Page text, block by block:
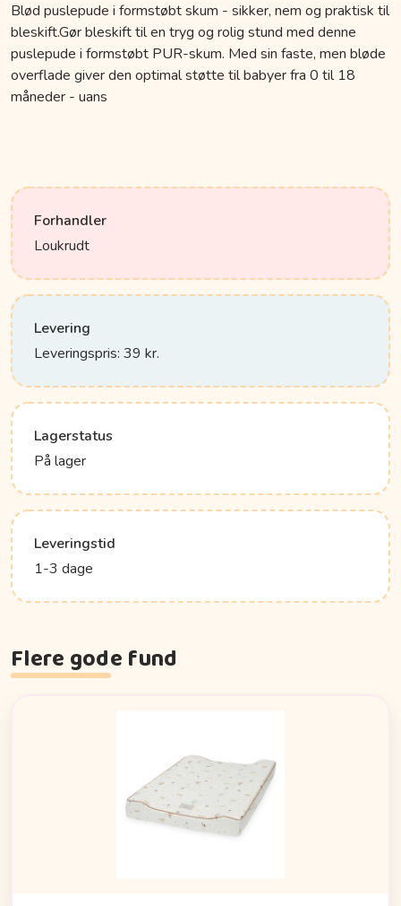
Blød puslepude i formstøbt skum - sikker, nem og praktisk til
bleskift.Gør bleskift til en tryg og rolig stund med denne
puslepude i formstøbt PUR-skum. Med sin faste, men bløde
overflade giver den optimal støtte til babyer fra 0 til 18
måneder - uans
Forhandler
Loukrudt
Levering
Leveringspris: 39 kr.
Lagerstatus
På lager
Leveringstid
1-3 dage
Flere gode fund